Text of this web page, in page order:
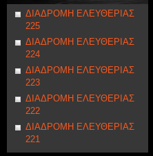
ΔΙΑΔΡΟΜΗ ΕΛΕΥΘΕΡΙΑΣ
225
ΔΙΑΔΡΟΜΗ ΕΛΕΥΘΕΡΙΑΣ
224
ΔΙΑΔΡΟΜΗ ΕΛΕΥΘΕΡΙΑΣ
223
ΔΙΑΔΡΟΜΗ ΕΛΕΥΘΕΡΙΑΣ
222
ΔΙΑΔΡΟΜΗ ΕΛΕΥΘΕΡΙΑΣ
221